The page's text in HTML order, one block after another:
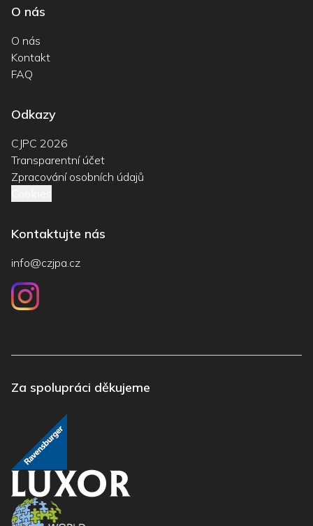
O nás
O nás
Kontakt
FAQ
Odkazy
CJPC 2026
Transparentní účet
Zpracování osobních údajů
Kontaktujte nás
info@czjpa.cz
Za spolupráci děkujeme